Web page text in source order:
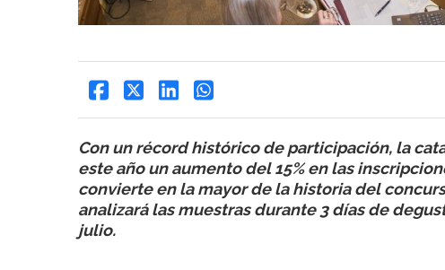
Con un récord histórico de participación, la
este año un aumento del 15% en las
convierte en la mayor de la historia del
analizará las muestras durante 3 días de
julio.